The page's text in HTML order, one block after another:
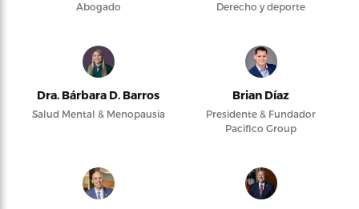
Abogado Derecho y deporte
Dra. Bárbara D. Barros
Salud Mental & Menopausia
Brian Díaz
Presidente & Fundador
Pacifico Group